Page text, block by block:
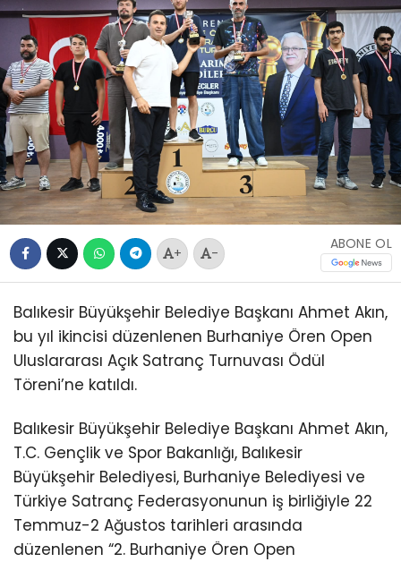
+ -
ABONE OL
Balıkesir Büyükşehir Belediye Başkanı Ahmet Akın,
bu yıl ikincisi düzenlenen Burhaniye Ören Open
Uluslararası Açık Satranç Turnuvası Ödül
Töreni’ne katıldı.
Balıkesir Büyükşehir Belediye Başkanı Ahmet Akın,
T.C. Gençlik ve Spor Bakanlığı, Balıkesir
Büyükşehir Belediyesi, Burhaniye Belediyesi ve
Türkiye Satranç Federasyonunun iş birliğiyle 22
Temmuz-2 Ağustos tarihleri arasında
düzenlenen “2. Burhaniye Ören Open